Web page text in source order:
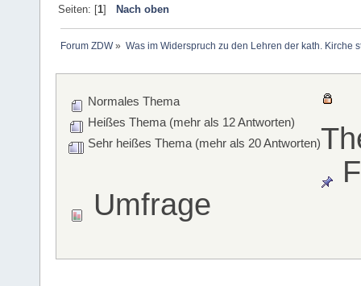
Seiten: [1] Nach oben
Forum ZDW» Was im Widerspruch zu den Lehren der kath. Kirche
Normales Thema
Heißes Thema (mehr als 12 Antworten)
Sehr heißes Thema (mehr als 20 Antworten)
Umfrage